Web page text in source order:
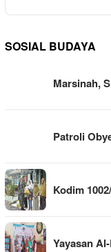
SOSIAL BUDAYA
Marsinah,
Patroli
Kodim
Yayasan